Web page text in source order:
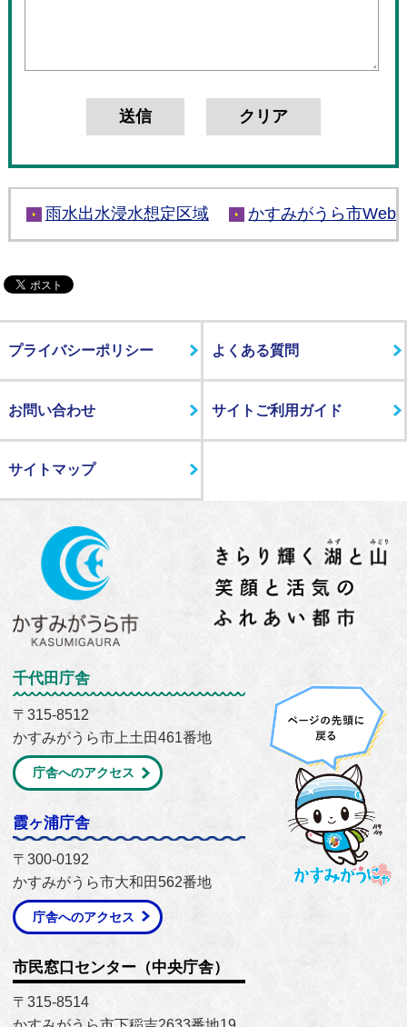
雨水出水浸水想定区域 かすみがうら市Web
プライバシーポリシー よくある質問
お問い合わせ サイトご利用ガイド
サイトマップ
千代田庁舎
〒315-8512
かすみがうら市上土田461番地
庁舎へのアクセス
霞ヶ浦庁舎
〒300-0192
かすみがうら市大和田562番地
庁舎へのアクセス
市民窓口センター（中央庁舎）
〒315-8514